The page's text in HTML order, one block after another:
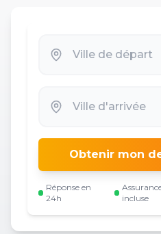
Obtenir mon
Réponse en
24h
incluse